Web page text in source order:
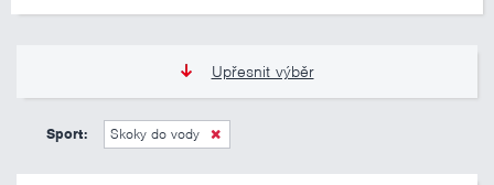
Upřesnit výběr
13 Kč
Sport: Skoky do vody